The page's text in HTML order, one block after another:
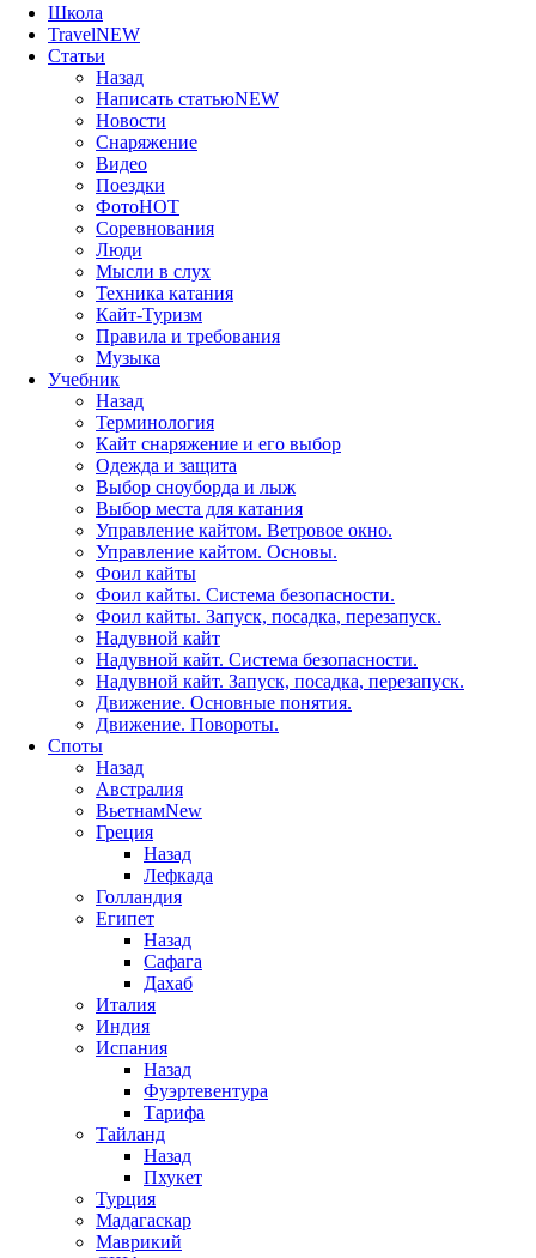
Школа
TravelNEW
Статьи
Назад
Написать статьюNEW
Новости
Снаряжение
Видео
Поездки
ФотоHOT
Соревнования
Люди
Мысли в слух
Техника катания
Кайт-Туризм
Правила и требования
Музыка
Учебник
Назад
Терминология
Кайт снаряжение и его выбор
Одежда и защита
Выбор сноуборда и лыж
Выбор места для катания
Управление кайтом. Ветровое окно.
Управление кайтом. Основы.
Фоил кайты
Фоил кайты. Система безопасности.
Фоил кайты. Запуск, посадка, перезапуск.
Надувной кайт
Надувной кайт. Система безопасности.
Надувной кайт. Запуск, посадка, перезапуск.
Движение. Основные понятия.
Движение. Повороты.
Споты
Назад
Австралия
ВьетнамNew
Греция
Назад
Лефкада
Голландия
Египет
Назад
Сафага
Дахаб
Италия
Индия
Испания
Назад
Фуэртевентура
Тарифа
Тайланд
Назад
Пхукет
Турция
Мадагаскар
Маврикий